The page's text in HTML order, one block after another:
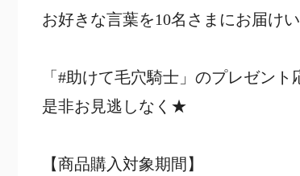
お好きな言葉を10名さまにお届け
「#助けて毛穴騎士」のプレゼント
是非お見逃しなく★
【商品購入対象期間】